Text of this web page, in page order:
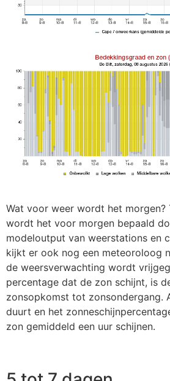
Wat voor weer wordt het morgen?
wordt het voor morgen bepaald
modeloutput van weerstations en
kijkt er ook nog een meteoroloog
de weersverwachting wordt
percentage dat de zon schijnt, is
zonsopkomst tot zonsondergang.
duurt en het
zon gemiddeld een uur schijnen.